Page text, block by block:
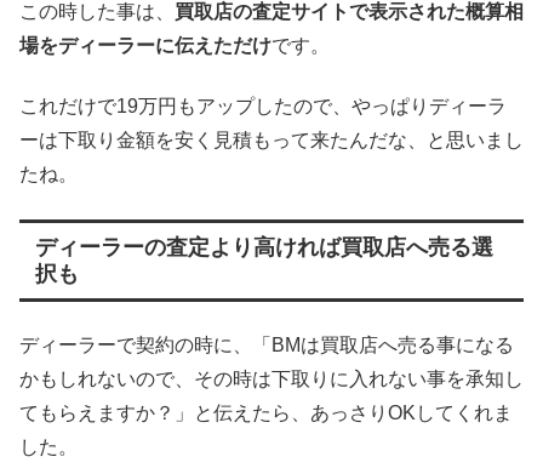
この時した事は、 買取店の査定サイトで表示された概算相
場をディーラーに伝えただけです。
これだけで19万円もアップしたので、やっぱりディーラ
ーは下取り金額を安く見積もって来たんだな、と思いまし
たね。
ディーラーの査定より高ければ買取店へ売る選
択も
ディーラーで契約の時に、「BMは買取店へ売る事になる
かもしれないので、その時は下取りに入れない事を承知し
てもらえますか？」と伝えたら、あっさりOKしてくれま
した。